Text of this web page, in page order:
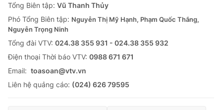
Tổng Biên tập: Vũ Thanh Thủy
Phó Tổng Biên tập: Nguyễn Thị Mỹ Hạnh, Phạm Quốc Thắng,
Nguyễn Trọng Ninh
Tổng đài VTV: 024.38 355 931 - 024.38 355 932
Ðiện thoại Thời báo VTV: 0988 671 671
Email: toasoan@vtv.vn
Liên hệ quảng cáo: (024) 626 79595